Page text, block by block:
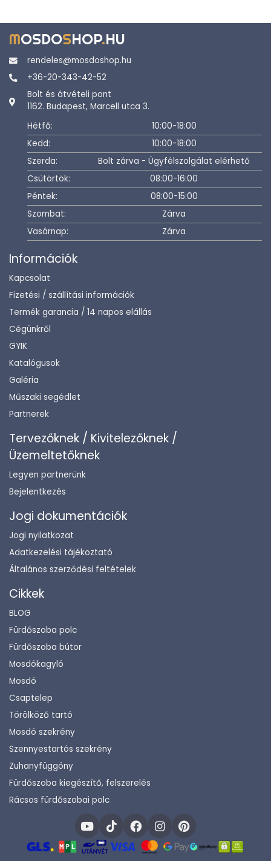
MOSDOSHOP.HU
rendeles@mosdoshop.hu
+36-20-343-42-52
Bolt és átvételi pont
1162. Budapest, Marcell utca 3.
Hétfő:
10:00-18:00
Kedd:
10:00-18:00
Szerda:
Bolt zárva - Ügyfélszolgálat elérhető
Csütörtök:
08:00-16:00
Péntek:
08:00-15:00
Szombat:
Zárva
Vasárnap:
Zárva
Információk
Kapcsolat
Fizetési / szállítási információk
Termék garancia / 14 napos elállás
Cégünkről
GYIK
Katalógusok
Galéria
Műszaki segédlet
Partnerek
Tervezőknek / Kivitelezőknek /
Üzemeltetőknek
Legyen partnerünk
Bejelentkezés
Jogi dokumentációk
Jogi nyilatkozat
Adatkezelési tájékoztató
Általános szerződési feltételek
Cikkek
BLOG
Fürdőszoba polc
Fürdőszoba bútor
Mosdókagyló
Mosdó
Csaptelep
Törölköző tartó
Mosdó szekrény
Szennyestartós szekrény
Zuhanyfüggöny
Fürdőszoba kiegészítő, felszerelés
Rácsos fürdőszobai polc